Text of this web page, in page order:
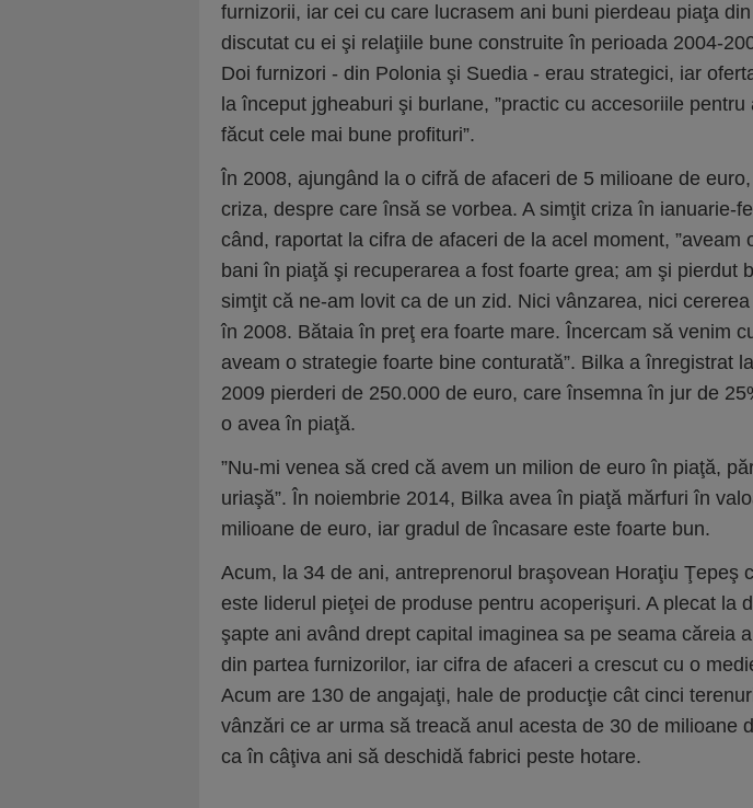
furnizorii, iar cei cu care lucrasem ani buni pierdeau piaţa
discutat cu ei şi relaţiile bune construite în perioada 2004-
Doi furnizori - din Polonia şi Suedia - erau strategici, iar
la început jgheaburi şi burlane, ”practic cu accesoriile pentru
făcut cele mai bune profituri”.
În 2008, ajungând la o cifră de afaceri de 5 milioane de
criza, despre care însă se vorbea. A simţit criza în ianuarie-
când, raportat la cifra de afaceri de la acel moment, ”aveam
bani în piaţă şi recuperarea a fost foarte grea; am şi pierdut
simţit că ne-am lovit ca de un zid. Nici vânzarea, nici
în 2008. Bătaia în preţ era foarte mare. Încercam să venim
aveam o strategie foarte bine conturată”. Bilka a înregistrat
2009 pierderi de 250.000 de euro, care însemna în jur de
o avea în piaţă.
”Nu-mi venea să cred că avem un milion de euro în piaţă,
uriaşă”. În noiembrie 2014, Bilka avea în piaţă mărfuri în
milioane de euro, iar gradul de încasare este foarte bun.
Acum, la 34 de ani, antreprenorul braşovean Horaţiu Ţepeş
este liderul pieţei de produse pentru acoperişuri. A plecat la
şapte ani având drept capital imaginea sa pe seama căreia
din partea furnizorilor, iar cifra de afaceri a crescut cu o
Acum are 130 de angajaţi, hale de producţie cât cinci
vânzări ce ar urma să treacă anul acesta de 30 de milioane
ca în câţiva ani să deschidă fabrici peste hotare.